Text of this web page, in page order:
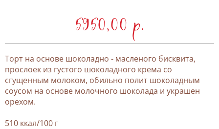
5950,00 p.
Торт на основе шоколадно - масленого бисквита,
прослоек из густого шоколадного крема со
сгущенным молоком, обильно полит шоколадным
соусом на основе молочного шоколада и украшен
орехом.
510 ккал/100 г